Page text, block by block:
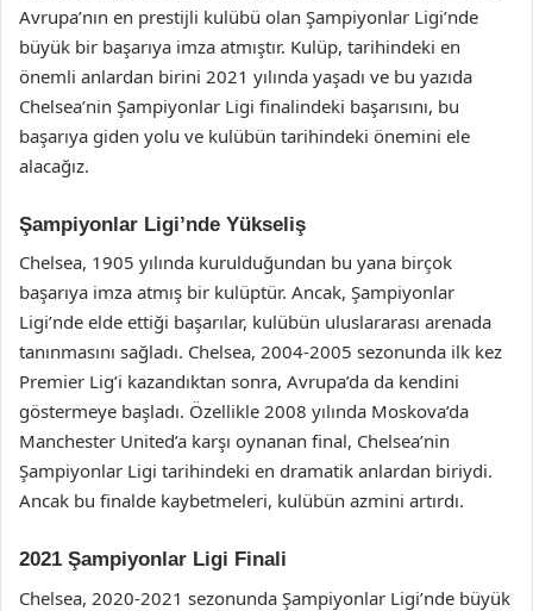
Avrupa’nın en prestijli kulübü olan Şampiyonlar Ligi’nde
büyük bir başarıya imza atmıştır. Kulüp, tarihindeki en
önemli anlardan birini 2021 yılında yaşadı ve bu yazıda
Chelsea’nin Şampiyonlar Ligi finalindeki başarısını, bu
başarıya giden yolu ve kulübün tarihindeki önemini ele
alacağız.
Şampiyonlar Ligi’nde Yükseliş
Chelsea, 1905 yılında kurulduğundan bu yana birçok
başarıya imza atmış bir kulüptür. Ancak, Şampiyonlar
Ligi’nde elde ettiği başarılar, kulübün uluslararası arenada
tanınmasını sağladı. Chelsea, 2004-2005 sezonunda ilk kez
Premier Lig’i kazandıktan sonra, Avrupa’da da kendini
göstermeye başladı. Özellikle 2008 yılında Moskova’da
Manchester United’a karşı oynanan final, Chelsea’nin
Şampiyonlar Ligi tarihindeki en dramatik anlardan biriydi.
Ancak bu finalde kaybetmeleri, kulübün azmini artırdı.
2021 Şampiyonlar Ligi Finali
Chelsea, 2020-2021 sezonunda Şampiyonlar Ligi’nde büyük